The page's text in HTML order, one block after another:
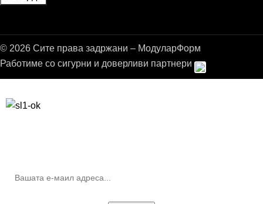
© 2026 Сите права задржани – МодуларФорм
Работиме со сигурни и доверливи партнери